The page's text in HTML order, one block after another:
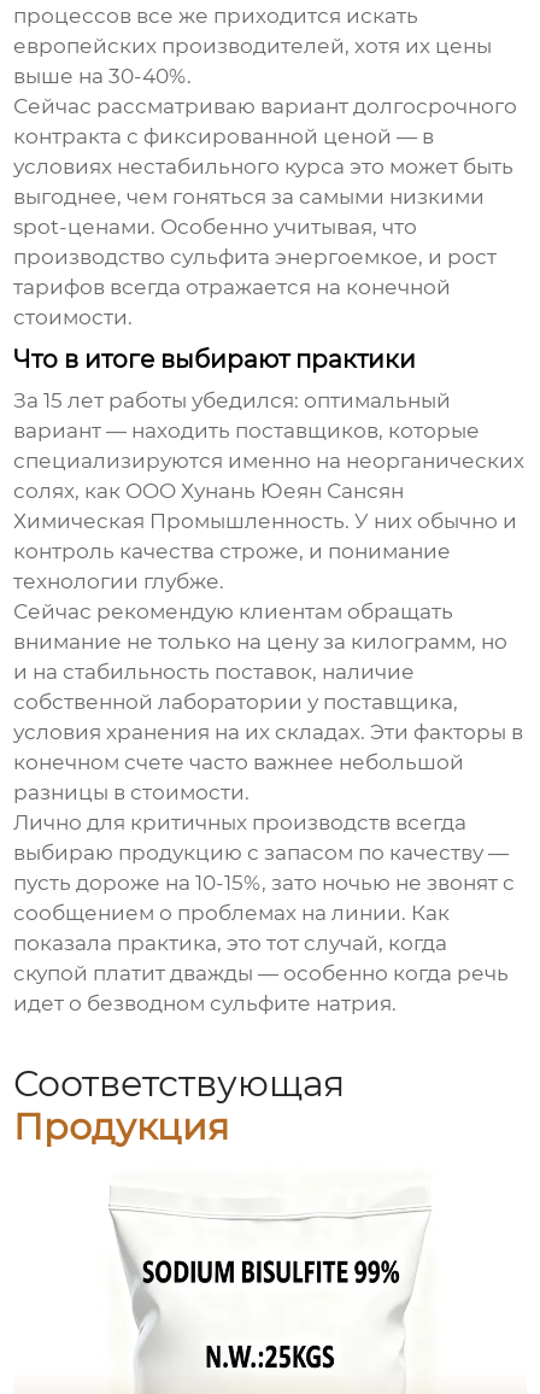
процессов все же приходится искать
европейских производителей, хотя их цены
выше на 30-40%.
Сейчас рассматриваю вариант долгосрочного
контракта с фиксированной ценой — в
условиях нестабильного курса это может быть
выгоднее, чем гоняться за самыми низкими
spot-ценами. Особенно учитывая, что
производство сульфита энергоемкое, и рост
тарифов всегда отражается на конечной
стоимости.
Что в итоге выбирают практики
За 15 лет работы убедился: оптимальный
вариант — находить поставщиков, которые
специализируются именно на неорганических
солях, как OOO Хунань Юеян Сансян
Химическая Промышленность. У них обычно и
контроль качества строже, и понимание
технологии глубже.
Сейчас рекомендую клиентам обращать
внимание не только на цену за килограмм, но
и на стабильность поставок, наличие
собственной лаборатории у поставщика,
условия хранения на их складах. Эти факторы в
конечном счете часто важнее небольшой
разницы в стоимости.
Лично для критичных производств всегда
выбираю продукцию с запасом по качеству —
пусть дороже на 10-15%, зато ночью не звонят с
сообщением о проблемах на линии. Как
показала практика, это тот случай, когда
скупой платит дважды — особенно когда речь
идет о безводном сульфите натрия.
Соответствующая
Продукция